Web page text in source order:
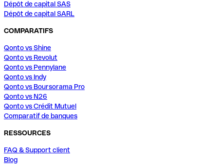
Dépôt de capital SAS
Dépôt de capital SARL
COMPARATIFS
Qonto vs Shine
Qonto vs Revolut
Qonto vs Pennylane
Qonto vs Indy
Qonto vs Boursorama Pro
Qonto vs N26
Qonto vs Crédit Mutuel
Comparatif de banques
RESSOURCES
FAQ & Support client
Blog